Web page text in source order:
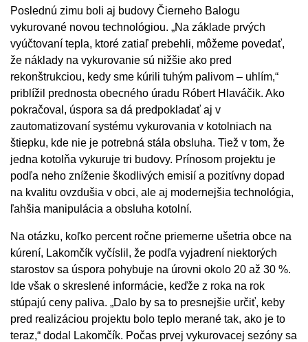
Poslednú zimu boli aj budovy Čierneho Balogu
vykurované novou technológiou. „Na základe prvých
vyúčtovaní tepla, ktoré zatiaľ prebehli, môžeme povedať,
že náklady na vykurovanie sú nižšie ako pred
rekonštrukciou, kedy sme kúrili tuhým palivom – uhlím,“
priblížil prednosta obecného úradu Róbert Hlaváčik. Ako
pokračoval, úspora sa dá predpokladať aj v
zautomatizovaní systému vykurovania v kotolniach na
štiepku, kde nie je potrebná stála obsluha. Tiež v tom, že
jedna kotolňa vykuruje tri budovy. Prínosom projektu je
podľa neho zníženie škodlivých emisií a pozitívny dopad
na kvalitu ovzdušia v obci, ale aj modernejšia technológia,
ľahšia manipulácia a obsluha kotolní.
Na otázku, koľko percent ročne priemerne ušetria obce na
kúrení, Lakomčík vyčíslil, že podľa vyjadrení niektorých
starostov sa úspora pohybuje na úrovni okolo 20 až 30 %.
Ide však o skreslené informácie, keďže z roka na rok
stúpajú ceny paliva. „Dalo by sa to presnejšie určiť, keby
pred realizáciou projektu bolo teplo merané tak, ako je to
teraz,“ dodal Lakomčík. Počas prvej vykurovacej sezóny sa